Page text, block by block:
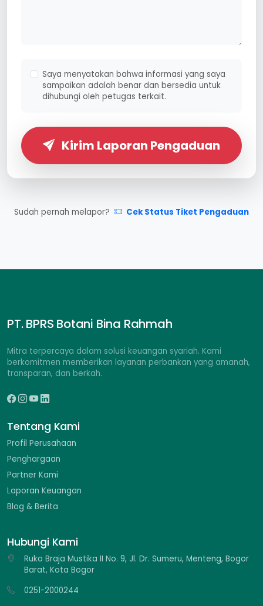
Saya menyatakan bahwa informasi yang saya
sampaikan adalah benar dan bersedia untuk
dihubungi oleh petugas terkait.
Kirim Laporan Pengaduan
Sudah pernah melapor? Cek Status Tiket Pengaduan
PT. BPRS Botani Bina Rahmah
Mitra terpercaya dalam solusi keuangan syariah. Kami
berkomitmen memberikan layanan perbankan yang amanah,
transparan, dan berkah.
Tentang Kami
Profil Perusahaan
Penghargaan
Partner Kami
Laporan Keuangan
Blog & Berita
Hubungi Kami
Ruko Braja Mustika II No. 9, Jl. Dr. Sumeru, Menteng, Bogor
Barat, Kota Bogor
0251-2000244